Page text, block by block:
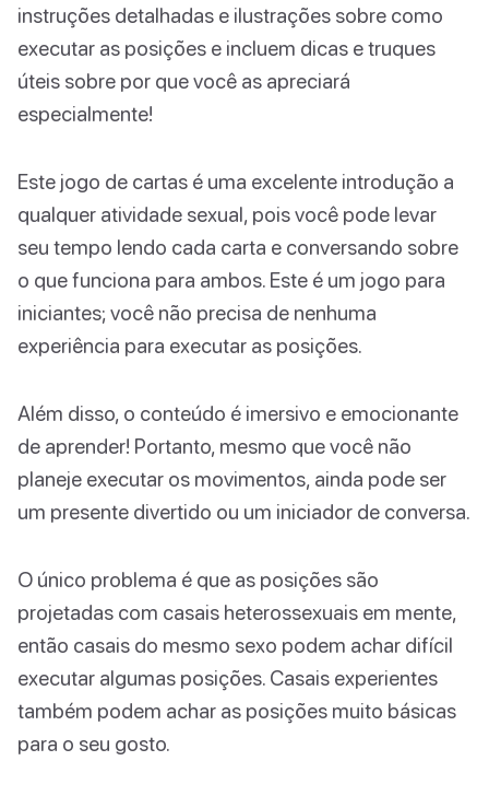
instruções detalhadas e ilustrações sobre como
executar as posições e incluem dicas e truques
úteis sobre por que você as apreciará
especialmente!
Este jogo de cartas é uma excelente introdução a
qualquer atividade sexual, pois você pode levar
seu tempo lendo cada carta e conversando sobre
o que funciona para ambos. Este é um jogo para
iniciantes; você não precisa de nenhuma
experiência para executar as posições.
Além disso, o conteúdo é imersivo e emocionante
de aprender! Portanto, mesmo que você não
planeje executar os movimentos, ainda pode ser
um presente divertido ou um iniciador de conversa.
O único problema é que as posições são
projetadas com casais heterossexuais em mente,
então casais do mesmo sexo podem achar difícil
executar algumas posições. Casais experientes
também podem achar as posições muito básicas
para o seu gosto.